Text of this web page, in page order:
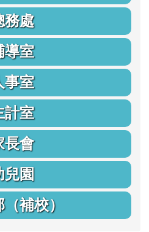
務處
導室
事室
計室
長會
兒園
補校）